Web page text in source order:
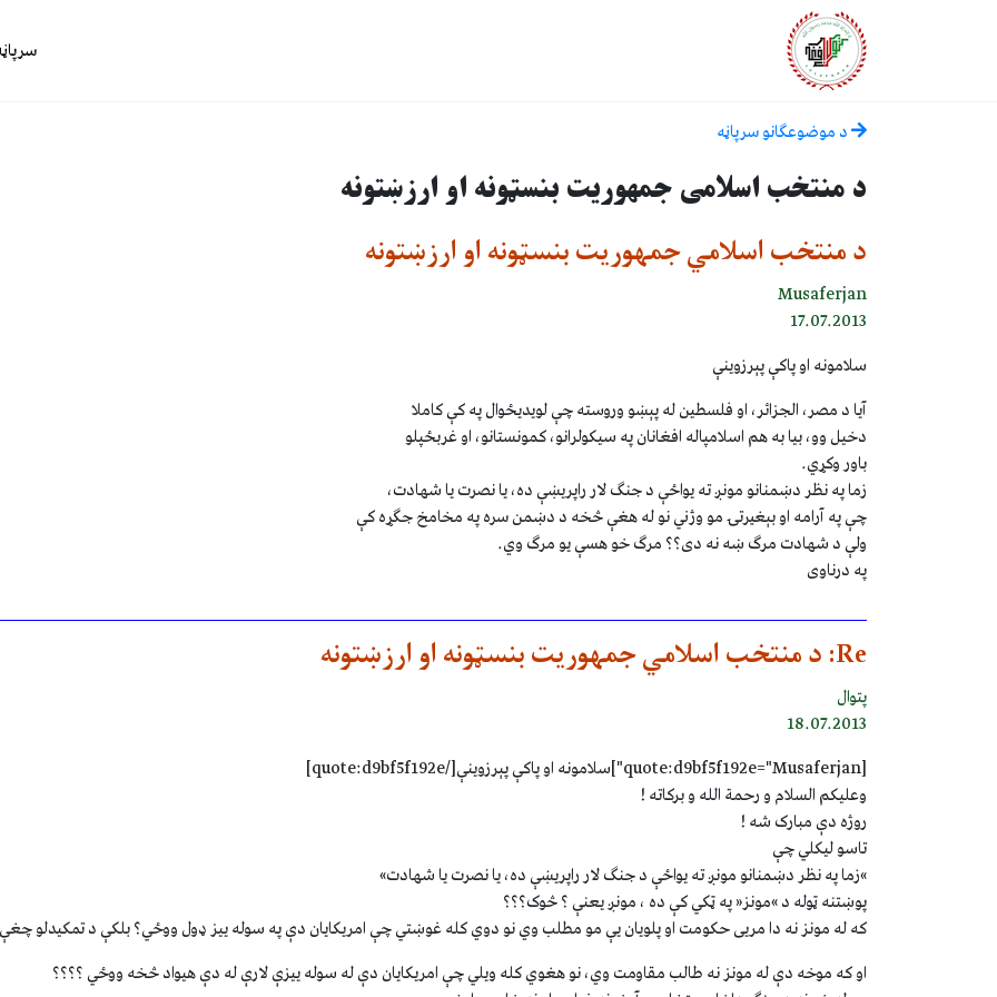
د موضوعګانو سرپاڼه
د منتخب اسلامی جمهوريت بنسټونه او ارزښتونه
د منتخب اسلامي جمهوريت بنسټونه او ارزښتونه
Musaferjan
17.07.2013
سلامونه او پاکې پېرزوينې
آيا د مصر، الجزائر، او فلسطين له پېښو وروسته چې لويديځوال په کې کاملا
دخيل وو، بيا به هم اسلامپاله افغانان په سيکولرانو، کمونستانو، او غربځپلو
باور وکړي.
زما په نظر دښمنانو مونږ ته يواځې د جنګ لار راپريښې ده، يا نصرت يا شهادت،
چې په آرامه او بېغيرتۍ مو وژني نو له هغې څخه د دښمن سره په مخامخ جګړه کې
ولې د شهادت مرګ ښه نه دی؟؟ مرګ خو هسې يو مرګ وي.
په درناوی
Re: د منتخب اسلامي جمهوريت بنسټونه او ارزښتونه
پتوال
18.07.2013
[quote:d9bf5f192e="Musaferjan"]سلامونه او پاکې پېرزوينې[/quote:d9bf5f192e]
وعليکم السلام و رحمة الله و برکاته !
روژه دې مبارک شه !
تاسو ليکلي چې
»زما په نظر دښمنانو مونږ ته يواځې د جنګ لار راپريښې ده، يا نصرت يا شهادت»
پوښتنه ټوله د »مونز« په ټکي کې ده ، مونږ يعنې ؟ څوک؟؟؟
که له مونز نه دا مريی حکومت او پلويان يې مو مطلب وي نو دوي کله غوښتي چې امريکايان دې په سوله ييز ډول ووځي؟ بلکې د تمکيدلو
او که موخه دې له مونز نه طالب مقاومت وي، نو هغوي کله ويلي چې امريکايان دې له سوله ييزې لارې له دې هيواد څخه ووځي ؟؟؟؟